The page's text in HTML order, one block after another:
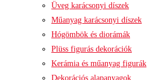
Üveg karácsonyi díszek
Műanyag karácsonyi díszek
Hógömbök és diorámák
Plüss figurás dekorációk
Kerámia és műanyag figurák
Dekorációs alapanyagok